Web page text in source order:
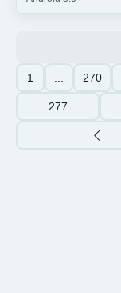
1 270
277